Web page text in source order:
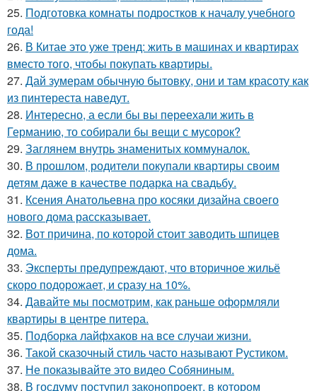
25. Подготовка комнаты подростков к началу учебного
года!
26. В Китае это уже тренд: жить в машинах и квартирах
вместо того, чтобы покупать квартиры.
27. Дай зумерам обычную бытовку, они и там красоту как
из пинтереста наведут.
28. Интересно, а если бы вы переехали жить в
Германию, то собирали бы вещи с мусорок?
29. Заглянем внутрь знаменитых коммуналок.
30. В прошлом, родители покупали квартиры своим
детям даже в качестве подарка на свадьбу.
31. Ксения Анатольевна про косяки дизайна своего
нового дома рассказывает.
32. Вот причина, по которой стоит заводить шпицев
дома.
33. Эксперты предупреждают, что вторичное жильё
скоро подорожает, и сразу на 10%.
34. Давайте мы посмотрим, как раньше оформляли
квартиры в центре питера.
35. Подборка лайфхаков на все случаи жизни.
36. Такой сказочный стиль часто называют Рустиком.
37. Не показывайте это видео Собяниным.
38. В госдуму поступил законопроект, в котором